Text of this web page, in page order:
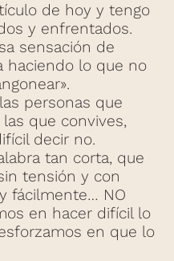
de hoy y tengo
y enfrentados.
sensación de
haciendo lo que no
personas que
que convives,
decir no.
tan corta, que
tensión y con
fácilmente… NO
en hacer difícil lo
en que lo